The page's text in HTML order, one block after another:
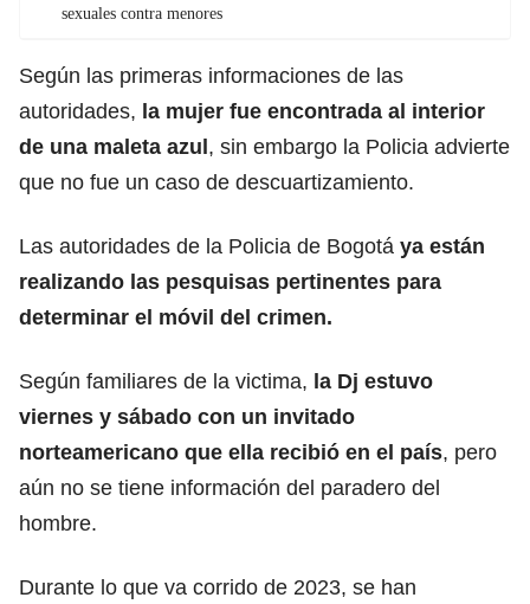
sexuales contra menores
Según las primeras informaciones de las
autoridades, la mujer fue encontrada al interior
de una maleta azul, sin embargo la Policia advierte
que no fue un caso de descuartizamiento.
Las autoridades de la Policia de Bogotá ya están
realizando las pesquisas pertinentes para
determinar el móvil del crimen.
Según familiares de la victima, la Dj estuvo
viernes y sábado con un invitado
norteamericano que ella recibió en el país, pero
aún no se tiene información del paradero del
hombre.
Durante lo que va corrido de 2023, se han